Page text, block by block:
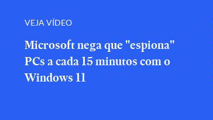
VEJA VÍDEO
Microsoft nega que "espiona"
PCs a cada 15 minutos com o
Windows 11